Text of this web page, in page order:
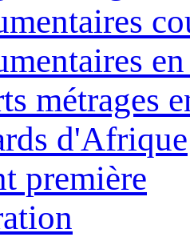
métrages
d'Afrique
première